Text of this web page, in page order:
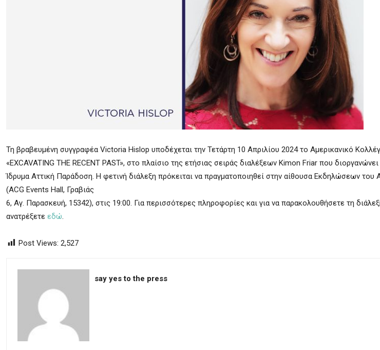
Τη βραβευμένη συγγραφέα Victoria Hislop υποδέχεται την Τετάρτη 10 Απριλίου 2024 το Αμερικανικό
«EXCAVATING THE RECENT PAST», στο πλαίσιο της ετήσιας σειράς διαλέξεων Kimon Friar που
Ίδρυμα Αττική Παράδοση. Η φετινή διάλεξη πρόκειται να πραγματοποιηθεί στην αίθουσα Εκδηλώσεων του
(ACG Events Hall, Γραβιάς
6, Αγ. Παρασκευή, 15342), στις 19:00. Για περισσότερες πληροφορίες και για να παρακολουθήσετε τη
ανατρέξετε εδώ.
Post Views: 2,527
say yes to the press